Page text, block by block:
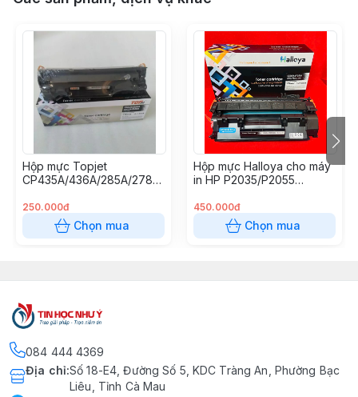
Hộp mực Topjet
CP435A/436A/285A/278A
250.000đ
Chọn mua
Hộp mực Halloya cho máy
in HP P2035/P2055
450.000đ
Chọn mua
084 444 4369
Địa chỉ:Số 18-E4, Đường Số 5, KDC Tràng An, Phường Bạc
Liêu, Tỉnh Cà Mau